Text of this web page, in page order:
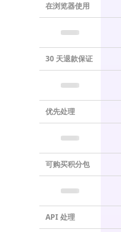
在浏览器使用
30 天退款保证
优先处理
可购买积分包
API 处理